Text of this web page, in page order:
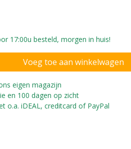
is ook te gebruiken als duwstang.
17:00u besteld, morgen in huis!
eigen magazijn
en 100 dagen op zicht
o.a. iDEAL, creditcard of PayPal